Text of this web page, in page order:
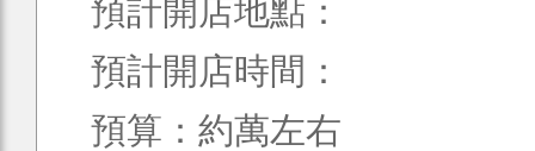
預計開店地點：
預計開店時間：
預算：約萬左右